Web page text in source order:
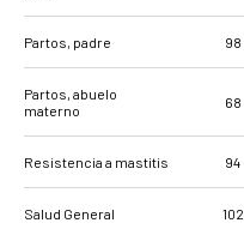
Primera
96
Intervalo entre la
última inseminación
(vaquillas)
104
Intervalo desde la
última inseminación
(vacas)
88
inseminaciones
103
inseminaciones, (
91
Partos, padre 98
Partos, abuelo
materno
68
Resistencia a mastitis 94
Salud General 102